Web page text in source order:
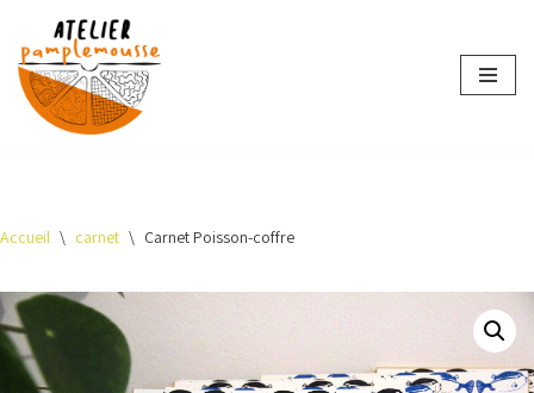
Aller
au
contenu
Accueil \ carnet \ Carnet Poisson-coffre